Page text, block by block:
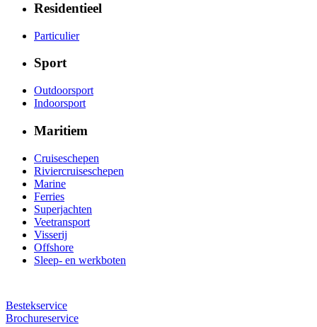
Residentieel
Particulier
Sport
Outdoorsport
Indoorsport
Maritiem
Cruiseschepen
Riviercruiseschepen
Marine
Ferries
Superjachten
Veetransport
Visserij
Offshore
Sleep- en werkboten
Bestekservice
Brochureservice